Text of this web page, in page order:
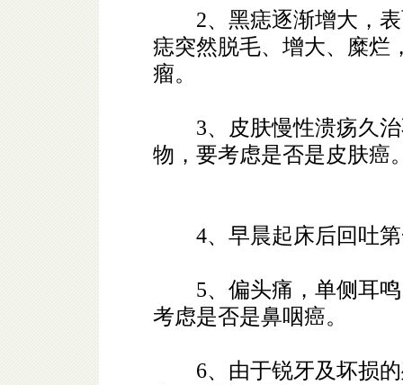
2、黑痣逐渐增大，表
痣突然脱毛、增大、糜烂
瘤。
3、皮肤慢性溃疡久治
物，要考虑是否是皮肤癌
4、早晨起床后回吐第
5、偏头痛，单侧耳鸣
考虑是否是鼻咽癌。
6、由于锐牙及坏损的